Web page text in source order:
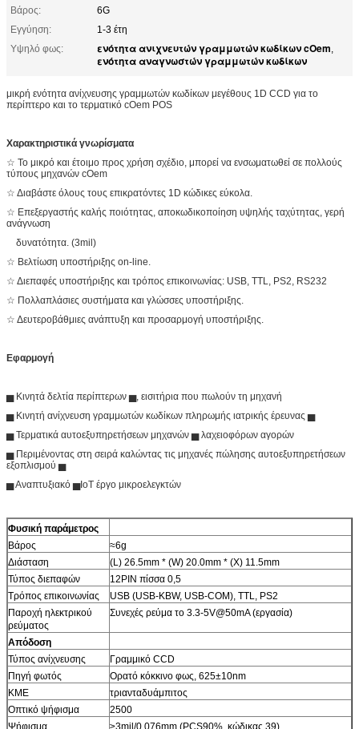
Βάρος:
6G
Εγγύηση:
1-3 έτη
Υψηλό φως:
ενότητα ανιχνευτών γραμμωτών κωδίκων cOem,
ενότητα αναγνωστών γραμμωτών κωδίκων
μικρή ενότητα ανίχνευσης γραμμωτών κωδίκων μεγέθους 1D CCD για το
περίπτερο και το τερματικό cOem POS
Χαρακτηριστικά γνωρίσματα
☆ Το μικρό και έτοιμο προς χρήση σχέδιο, μπορεί να ενσωματωθεί σε πολλούς
τύπους μηχανών cOem
☆ Διαβάστε όλους τους επικρατόντες 1D κώδικες εύκολα.
☆ Επεξεργαστής καλής ποιότητας, αποκωδικοποίηση υψηλής ταχύτητας, γερή
ανάγνωση
δυνατότητα. (3mil)
☆ Βελτίωση υποστήριξης on-line.
☆ Διεπαφές υποστήριξης και τρόπος επικοινωνίας: USB, TTL, PS2, RS232
☆ Πολλαπλάσιες συστήματα και γλώσσες υποστήριξης.
☆ Δευτεροβάθμιες ανάπτυξη και προσαρμογή υποστήριξης.
Εφαρμογή
▅ Κινητά δελτία περίπτερων ▅, εισιτήρια που πωλούν τη μηχανή
▅ Κινητή ανίχνευση γραμμωτών κωδίκων πληρωμής ιατρικής έρευνας ▅
▅ Τερματικά αυτοεξυπηρετήσεων μηχανών ▅ λαχειοφόρων αγορών
▅ Περιμένοντας στη σειρά καλώντας τις μηχανές πώλησης αυτοεξυπηρετήσεων
εξοπλισμού ▅
▅ Αναπτυξιακό ▅IoT έργο μικροελεγκτών
Φυσική παράμετρος
Βάρος
≈6g
Διάσταση
(L) 26.5mm * (W) 20.0mm * (Χ) 11.5mm
Τύπος διεπαφών
12PIN πίσσα 0,5
Τρόπος επικοινωνίας
USB (USB-KBW, USB-COM), TTL, PS2
Παροχή ηλεκτρικού
ρεύματος
Συνεχές ρεύμα το 3.3-5V@50mA (εργασία)
Απόδοση
Τύπος ανίχνευσης
Γραμμικό CCD
Πηγή φωτός
Ορατό κόκκινο φως, 625±10nm
ΚΜΕ
τριανταδυάμπιτος
Οπτικό ψήφισμα
2500
Ψήφισμα
≥3mil/0.076mm (PCS90%, κώδικας 39)